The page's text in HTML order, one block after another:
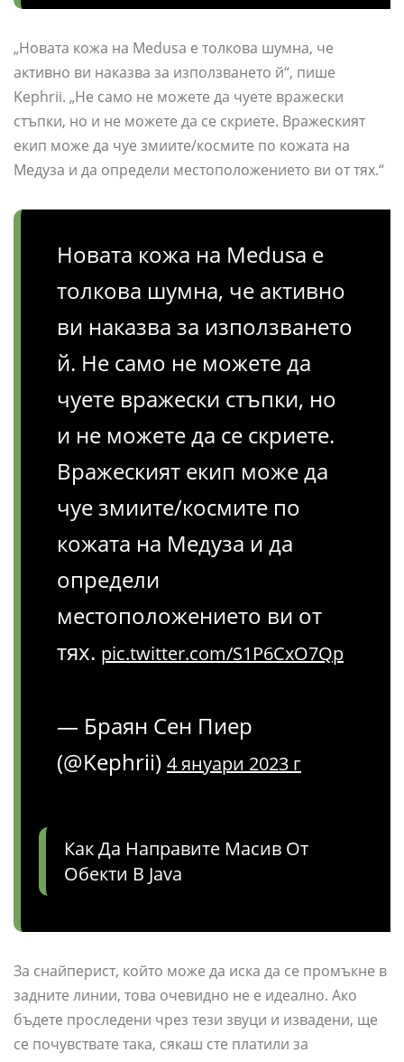
„Новата кожа на Medusa е толкова шумна, че
активно ви наказва за използването й“, пише
Kephrii. „Не само не можете да чуете вражески
стъпки, но и не можете да се скриете. Вражеският
екип може да чуе змиите/космите по кожата на
Медуза и да определи местоположението ви от тях.“
Новата кожа на Medusa е
толкова шумна, че активно
ви наказва за използването
й. Не само не можете да
чуете вражески стъпки, но
и не можете да се скриете.
Вражеският екип може да
чуе змиите/космите по
кожата на Медуза и да
определи
местоположението ви от
тях. pic.twitter.com/S1P6CxO7Qp
— Браян Сен Пиер
(@Kephrii) 4 януари 2023 г
Как Да Направите Масив От
Обекти В Java
За снайперист, който може да иска да се промъкне в
задните линии, това очевидно не е идеално. Ако
бъдете проследени чрез тези звуци и извадени, ще
се почувствате така, сякаш сте платили за